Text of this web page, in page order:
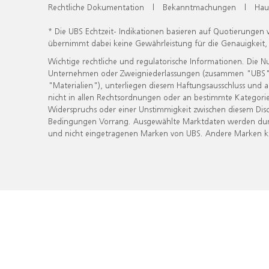
Rechtliche Dokumentation | Bekanntmachungen |
* Die UBS Echtzeit- Indikationen basieren auf
übernimmt dabei keine Gewährleistung für die
Wichtige rechtliche und regulatorische Informationen. Die
Unternehmen oder Zweigniederlassungen (zusammen
"Materialien"), unterliegen diesem Haftungsausschluss
nicht in allen Rechtsordnungen oder an bestimmte
Widerspruchs oder einer Unstimmigkeit zwischen diesem
Bedingungen Vorrang. Ausgewählte Marktdaten werden
und nicht eingetragenen Marken von UBS. Andere Marken